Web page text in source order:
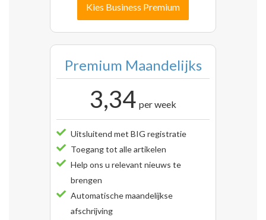
Kies Business Premium
Premium Maandelijks
3,34 per week
Uitsluitend met BIG registratie
Toegang tot alle artikelen
Help ons u relevant nieuws te
brengen
Automatische maandelijkse
afschrijving